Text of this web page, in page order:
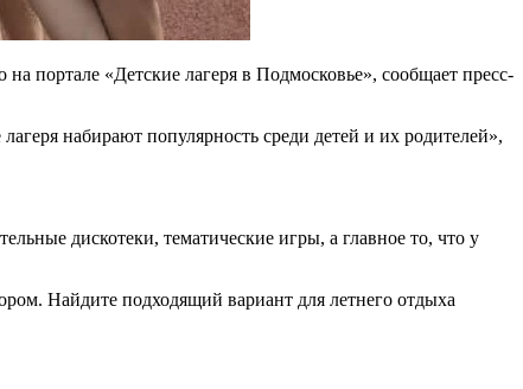
портале «Детские лагеря в Подмосковье», сообщает пресс-
набирают популярность среди детей и их родителей»,
дискотеки, тематические игры, а главное то, что у
Найдите подходящий вариант для летнего отдыха